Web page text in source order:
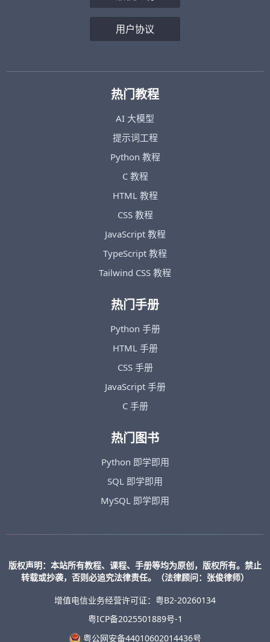
用户协议
热门教程
AI 大模型
提示词工程
Python 教程
C 教程
HTML 教程
CSS 教程
JavaScript 教程
TypeScript 教程
Tailwind CSS 教程
热门手册
Python 手册
HTML 手册
CSS 手册
JavaScript 手册
C 手册
热门图书
Python 即学即用
SQL 即学即用
MySQL 即学即用
版权声明：本站所有教程、课程、手册等均为原创，版权所有。禁止
转载或抄袭，否则必追究法律责任。（法律顾问：张俊律师）
增值电信业务经营许可证：粤B2-20260134
粤ICP备2025501889号-1
粤公网安备44010602014436号